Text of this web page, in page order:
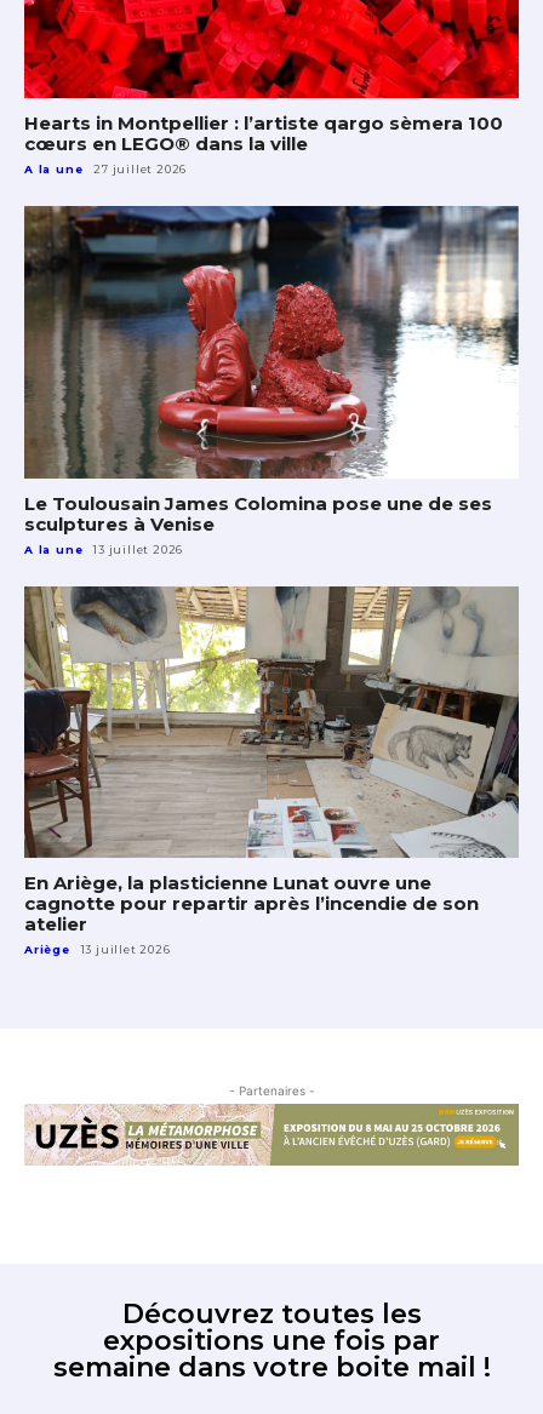
Hearts in Montpellier : l’artiste qargo sèmera 100
cœurs en LEGO® dans la ville
A la une 27 juillet 2026
Le Toulousain James Colomina pose une de ses
sculptures à Venise
A la une 13 juillet 2026
En Ariège, la plasticienne Lunat ouvre une
cagnotte pour repartir après l’incendie de son
atelier
Ariège 13 juillet 2026
- Partenaires -
Découvrez toutes les
expositions une fois par
semaine dans votre boite mail !